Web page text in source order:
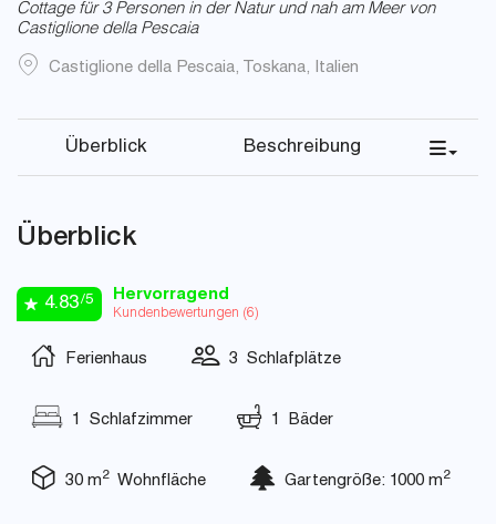
Cottage für 3 Personen in der Natur und nah am Meer von
Castiglione della Pescaia
Castiglione della Pescaia, Toskana, Italien
Überblick Beschreibung
Überblick
4.83/5 Hervorragend
Kundenbewertungen (6)
Ferienhaus 3 Schlafplätze
1 Schlafzimmer 1 Bäder
30 m2Wohnfläche Gartengröße: 1000 m2